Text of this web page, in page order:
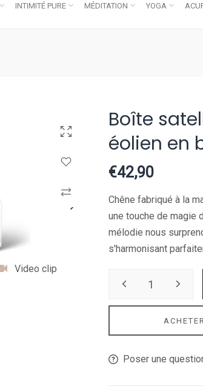
INTIMITÉ PURE MÉDITATION YOGA
Video clip
Cliquez pour agrandir
Connectez-vous pour utiliser la liste de
Comparer
Boîte
éolien en
€42,90
Chêne fabriqué à la
une touche de magie
mélodie nous
s'harmonisant
Poser une